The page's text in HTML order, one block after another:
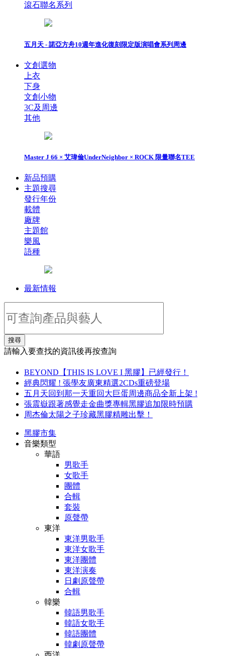
滾石聯名系列
五月天 - 諾亞方舟10週年進化復刻限定版演唱會系列周邊
文創選物
上衣
下身
文創小物
3C及周邊
其他
Master J 66 × 艾瑋倫UnderNeighbor × ROCK 限量聯名TEE
新品預購
主題搜尋
發行年份
載體
廠牌
主題館
樂風
語種
最新情報
搜尋
請輸入要查找的資訊後再按查詢
BEYOND【THIS IS LOVE I 黑膠】已經發行！
經典閃耀 ! 張學友廣東精選2CDs重磅登場
五月天回到那一天重回大巨蛋周邊商品全新上架 !
張震嶽跟著感覺走金曲獎專輯黑膠追加限時預購
周杰倫太陽之子珍藏黑膠精雕出擊！
黑膠市集
音樂類型
華語
男歌手
女歌手
團體
合輯
套裝
原聲帶
東洋
東洋男歌手
東洋女歌手
東洋團體
東洋演奏
日劇原聲帶
合輯
韓樂
韓語男歌手
韓語女歌手
韓語團體
韓劇原聲帶